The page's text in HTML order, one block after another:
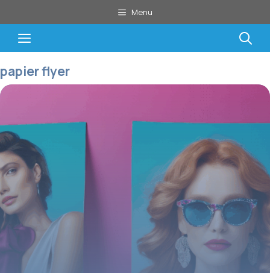
au
contenu
Menu
Menu
papier flyer